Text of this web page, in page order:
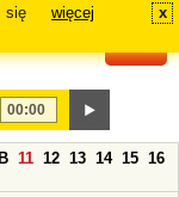
się
więcej x
11 12 13 14 15 16